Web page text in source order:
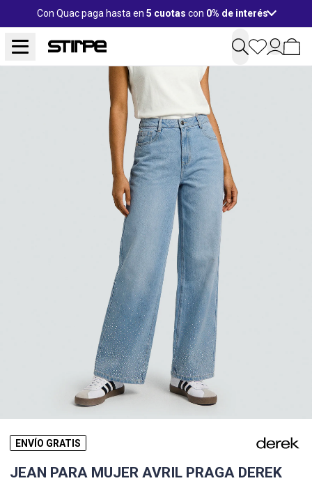
Con Quac paga hasta en 5 cuotas con 0% de interés
ENVÍO GRATIS
JEAN PARA MUJER AVRIL PRAGA DEREK